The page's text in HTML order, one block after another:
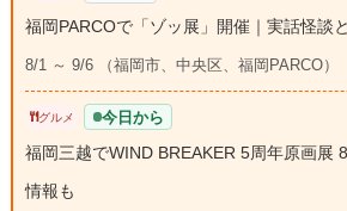
福岡PARCOで「ゾッ展」開催｜実話怪談
8/1 ～ 9/6 （福岡市、中央区、福岡PARCO）
グルメ 今日から
福岡三越でWIND BREAKER 5周年原画展
情報も